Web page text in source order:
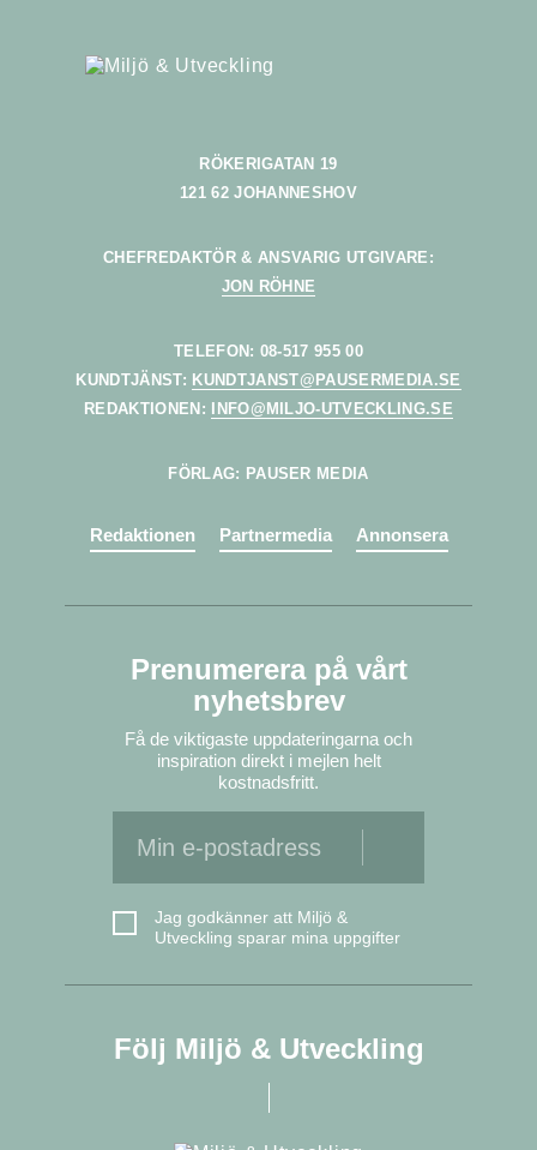
RÖKERIGATAN 19
121 62 JOHANNESHOV
CHEFREDAKTÖR & ANSVARIG UTGIVARE:
JON RÖHNE
TELEFON: 08-517 955 00
KUNDTJÄNST: KUNDTJANST@PAUSERMEDIA.SE
REDAKTIONEN:
INFO@MILJO-UTVECKLING.SE
FÖRLAG: PAUSER MEDIA
Redaktionen Partnermedia Annonsera
Prenumerera på vårt
nyhetsbrev
Få de viktigaste uppdateringarna och
inspiration direkt i mejlen helt
kostnadsfritt.
Jag godkänner att Miljö &
Utveckling sparar mina uppgifter
Följ Miljö & Utveckling